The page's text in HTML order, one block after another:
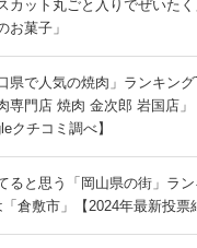
カット丸ごと入りでぜいた
お菓子」
口県で人気の焼肉」ランキン
専門店 焼肉 金次郎 岩国店
クチコミ調べ】
ると思う「岡山県の街」ラ
「倉敷市」【2024年最新投票